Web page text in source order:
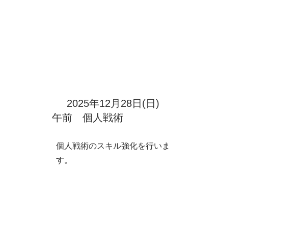
参加する
​ジュニアユースU-15
2025年12月28日(日)
​午前 個人戦術
個人戦術のスキル強化を行いま
す。